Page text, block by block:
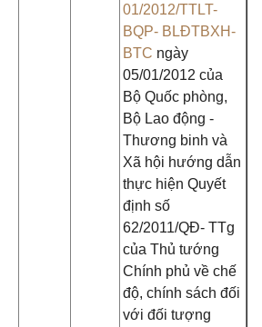
01/2012/TTLT-
BQP- BLĐTBXH-
BTC ngày
05/01/2012 của
Bộ Quốc phòng,
Bộ Lao động -
Thương binh và
Xã hội hướng dẫn
thực hiện Quyết
định số
62/2011/QĐ- TTg
của Thủ tướng
Chính phủ về chế
độ, chính sách đối
với đối tượng